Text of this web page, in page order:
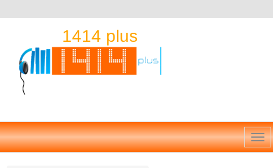
1414 plus